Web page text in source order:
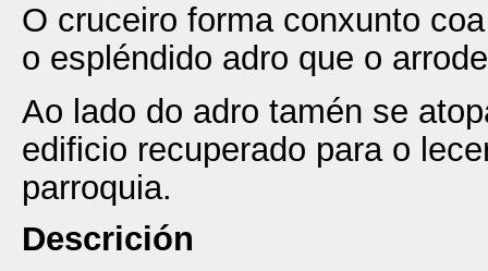
O cruceiro forma conxunto
o espléndido adro que o
Ao lado do adro tamén se
edificio recuperado para o
parroquia.
Descrición